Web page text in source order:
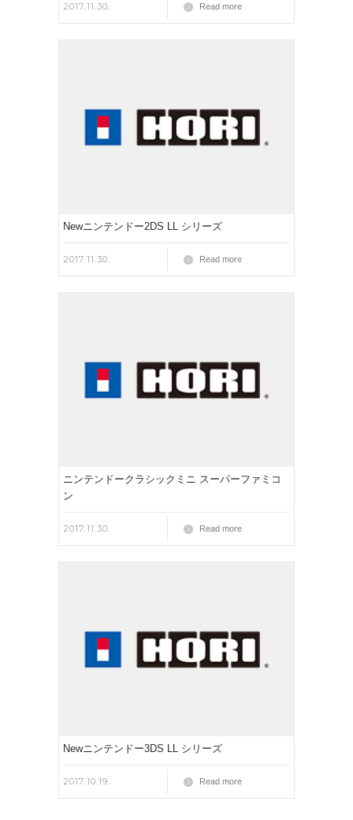
2017.11.30. Read more
Newニンテンドー2DS LL シリーズ
2017.11.30. Read more
ニンテンドークラシックミニ スーパーファミコ
ン
2017.11.30. Read more
Newニンテンドー3DS LL シリーズ
2017.10.19. Read more